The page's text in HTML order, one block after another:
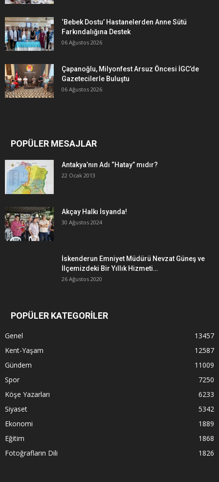
‘Bebek Dostu’ Hastanelerden Anne Sütü
Farkındalığına Destek
06 Ağustos 2026
Çapanoğlu, Milyonfest Arsuz Öncesi İGC’de
Gazetecilerle Buluştu
06 Ağustos 2026
POPÜLER MESAJLAR
Antakya’nın Adı “Hatay” mıdır?
22 Ocak 2013
Akçay Halkı İsyanda!
30 Ağustos 2024
İskenderun Emniyet Müdürü Nevzat Güneş ve
İlçemizdeki Bir Yıllık Hizmeti…
26 Ağustos 2020
POPÜLER KATEGORİLER
Genel
13457
Kent-Yaşam
12587
Gündem
11009
Spor
7250
Köşe Yazarları
6233
Siyaset
5342
Ekonomi
1889
Eğitim
1868
Fotoğrafların Dili
1826